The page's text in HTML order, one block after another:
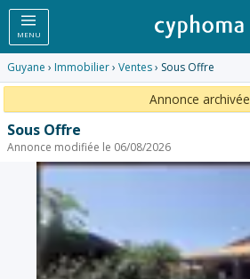
MENU
Guyane › Immobilier› Ventes› Sous Offre
Annonce archivée
Sous Offre
Annonce modifiée le 06/08/2026